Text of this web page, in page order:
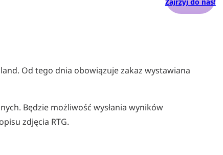
Od tego dnia obowiązuje zakaz wystawiana
Będzie możliwość wysłania wyników
zdjęcia RTG.